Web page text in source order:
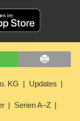
KG Updates
Serien A–Z